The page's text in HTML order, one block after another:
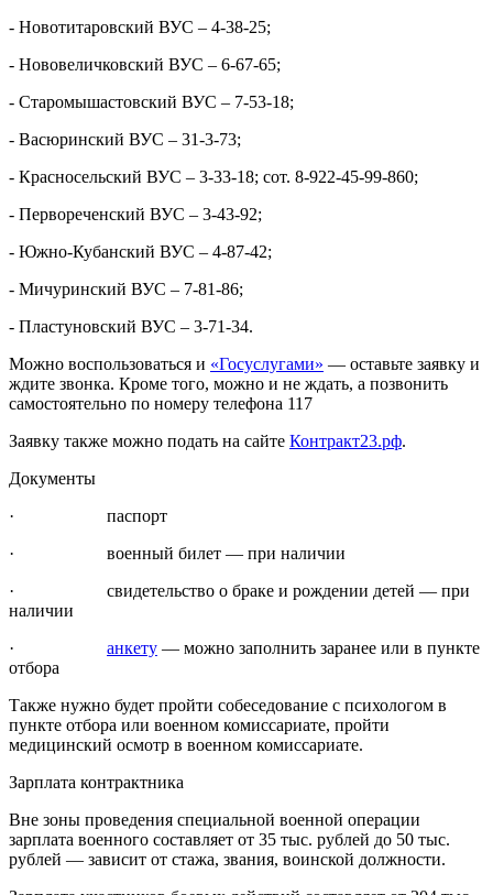
- Новотитаровский ВУС – 4-38-25;
- Нововеличковский ВУС – 6-67-65;
- Старомышастовский ВУС – 7-53-18;
- Васюринский ВУС – 31-3-73;
- Красносельский ВУС – 3-33-18; сот. 8-922-45-99-860;
- Первореченский ВУС – 3-43-92;
- Южно-Кубанский ВУС – 4-87-42;
- Мичуринский ВУС – 7-81-86;
- Пластуновский ВУС – 3-71-34.
Можно воспользоваться и «Госуслугами» — оставьте заявку и
ждите звонка. Кроме того, можно и не ждать, а позвонить
самостоятельно по номеру телефона 117
Заявку также можно подать на сайте Контракт23.рф.
Документы
· паспорт
· военный билет — при наличии
· свидетельство о браке и рождении детей — при
наличии
· анкету — можно заполнить заранее или в пункте
отбора
Также нужно будет пройти собеседование с психологом в
пункте отбора или военном комиссариате, пройти
медицинский осмотр в военном комиссариате.
Зарплата контрактника
Вне зоны проведения специальной военной операции
зарплата военного составляет от 35 тыс. рублей до 50 тыс.
рублей — зависит от стажа, звания, воинской должности.